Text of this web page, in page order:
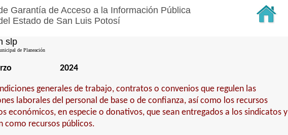
Garantía de Acceso a la Información Pública
Estado de San Luis Potosí
slp
de Planeación
2024
generales de trabajo, contratos o convenios que regulen las
laborales del personal de base o de confianza, así como los recursos
económicos, en especie o donativos, que sean entregados a los sindicatos y
como recursos públicos.